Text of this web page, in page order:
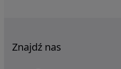
Znajdź nas